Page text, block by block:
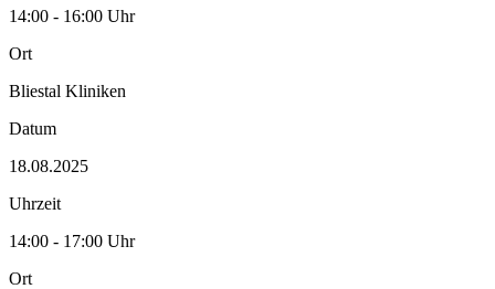
14:00 - 16:00 Uhr
Ort
Bliestal Kliniken
Datum
18.08.2025
Uhrzeit
14:00 - 17:00 Uhr
Ort